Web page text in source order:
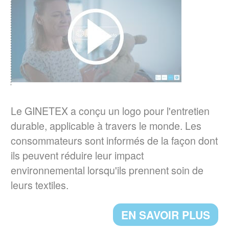
Quelles sont les habitudes d'entretien textile
en Europe ?
EN SAVOIR PLUS
RESPONSABILITE ELARGIE DU
La loi AGEC impose depuis le 1 janvier
2022, l'apposition d'une
signalétique TRIMAN et d'une info-tri sur les
produits tels que les textiles d'habillement, le
linge de maison et les chaussures.
UN NOUVEAU PRESIDENT POUR LE
Le GINETEX a conçu un logo pour l'entretien
durable, applicable à travers le monde. Les
consommateurs sont informés de la façon dont
ils peuvent réduire leur impact
environnemental lorsqu'ils prennent soin de
leurs textiles.
EN SAVOIR PLUS